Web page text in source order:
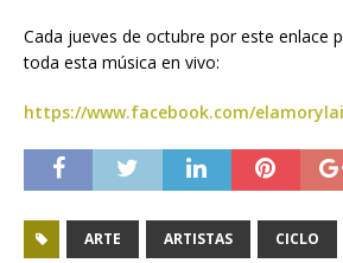
Cada jueves de octubre por este enlace
toda esta música en vivo:
https://www.facebook.com/
ARTE ARTISTAS CICLO